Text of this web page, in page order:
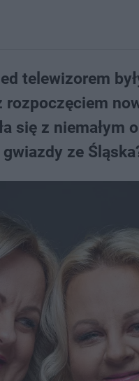
telewizorem
się z niemałym
ze